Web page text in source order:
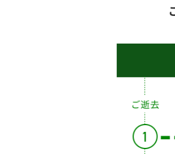
ート）
ご逝去
日
ご逝去
後 1